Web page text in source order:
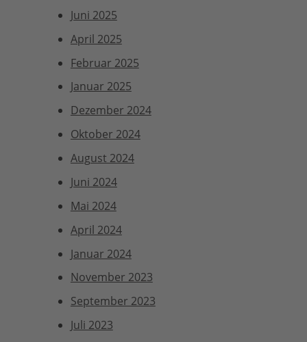
Juni 2025
April 2025
Februar 2025
Januar 2025
Dezember 2024
Oktober 2024
August 2024
Juni 2024
Mai 2024
April 2024
Januar 2024
November 2023
September 2023
Juli 2023